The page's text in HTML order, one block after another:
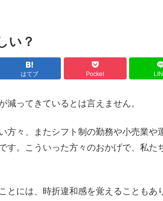
い？
はてブ Pocket
減ってきているとは言えません。
方々、またシフト制の勤務や小売業や
す。こういった方々のおかげで、私た
とには、時折違和感を覚えることもあ